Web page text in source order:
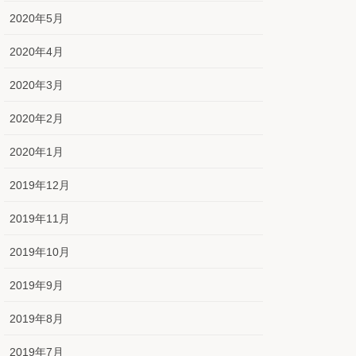
2020年5月
2020年4月
2020年3月
2020年2月
2020年1月
2019年12月
2019年11月
2019年10月
2019年9月
2019年8月
2019年7月